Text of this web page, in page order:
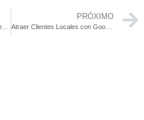
PRÓXIMO
Atraer Clientes Locales con Google My Business en tu zona